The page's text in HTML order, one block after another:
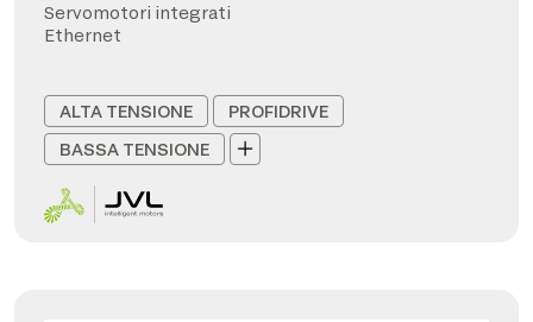
Servomotori integrati
Ethernet
ALTA TENSIONE
PROFIDRIVE
BASSA TENSIONE